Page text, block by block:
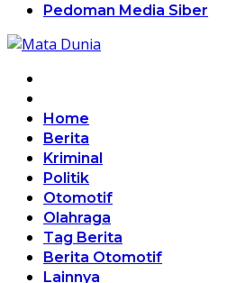
Pedoman Media Siber
Home
Berita
Kriminal
Politik
Otomotif
Olahraga
Tag Berita
Berita Otomotif
Lainnya